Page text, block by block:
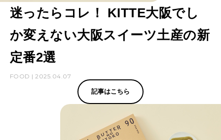
迷ったらコレ！ KITTE大阪でし
か変えない大阪スイーツ土産の新
定番2選
FOOD | 2025.04.07
記事はこちら